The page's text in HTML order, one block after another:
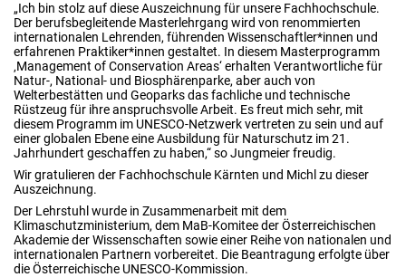
„Ich bin stolz auf diese Auszeichnung für unsere Fachhochschule.
Der berufsbegleitende Masterlehrgang wird von renommierten
internationalen Lehrenden, führenden Wissenschaftler*innen und
erfahrenen Praktiker*innen gestaltet. In diesem Masterprogramm
‚Management of Conservation Areas‘ erhalten Verantwortliche für
Natur-, National- und Biosphärenparke, aber auch von
Welterbestätten und Geoparks das fachliche und technische
Rüstzeug für ihre anspruchsvolle Arbeit. Es freut mich sehr, mit
diesem Programm im UNESCO-Netzwerk vertreten zu sein und auf
einer globalen Ebene eine Ausbildung für Naturschutz im 21.
Jahrhundert geschaffen zu haben,“ so Jungmeier freudig.
Wir gratulieren der Fachhochschule Kärnten und Michl zu dieser
Auszeichnung.
Der Lehrstuhl wurde in Zusammenarbeit mit dem
Klimaschutzministerium, dem MaB-Komitee der Österreichischen
Akademie der Wissenschaften sowie einer Reihe von nationalen und
internationalen Partnern vorbereitet. Die Beantragung erfolgte über
die Österreichische UNESCO-Kommission.